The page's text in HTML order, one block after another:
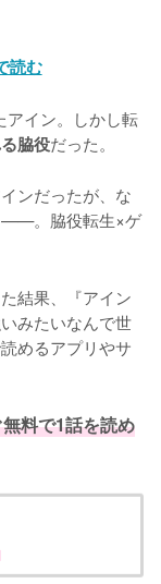
読む
アイン。しかし転
脇役だった。
ンだったが、な
——。脇役転生×ゲ
結果、『アイン
みたいなんで世
めるアプリやサ
料で1話を読め